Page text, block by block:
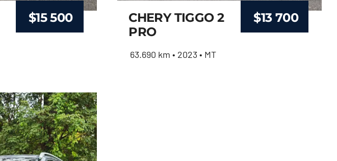
$15 500
CHERY TIGGO 2
PRO
$13 700
63.690 km • 2023 • MT